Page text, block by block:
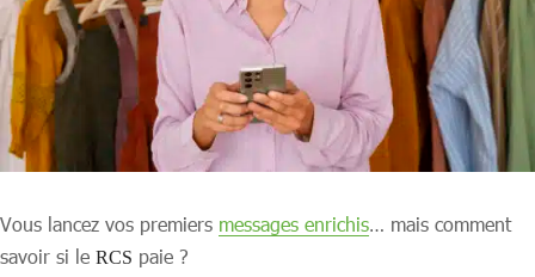
Vous lancez vos premiers messages enrichis… mais comment
savoir si le RCS paie ?